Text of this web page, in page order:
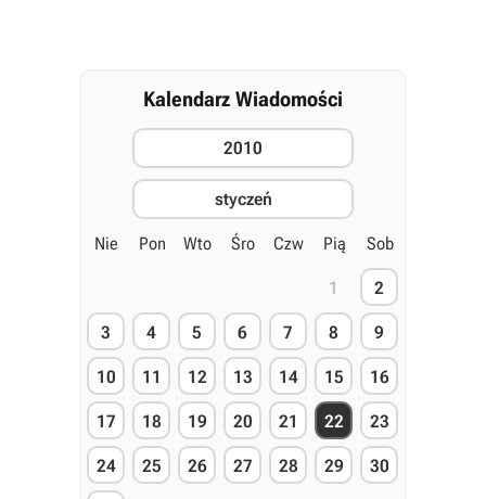
Kalendarz Wiadomości
2010
styczeń
Nie Pon Wto Śro Czw Pią Sob
1 2
3 4 5 6 7 8 9
10 11 12 13 14 15 16
17 18 19 20 21 22 23
24 25 26 27 28 29 30